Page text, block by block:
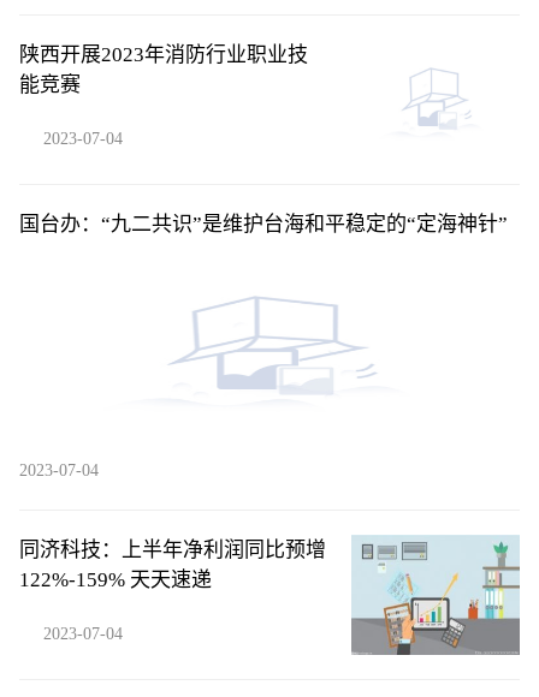
陕西开展2023年消防行业职业技
能竞赛
2023-07-04
国台办：“九二共识”是维护台海和平稳定的“定海神针”
2023-07-04
同济科技：上半年净利润同比预增
122%-159% 天天速递
2023-07-04